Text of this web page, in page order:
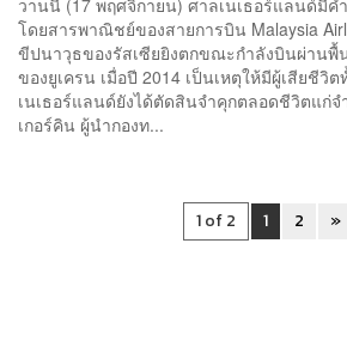
โดยสารพาณิชย์ของสายการบิน Malaysia
ขีปนาวุธของรัสเซียยิงตกขณะกำลังบินผ่านพื้
ของยูเครน เมื่อปี 2014 เป็นเหตุให้มีผู้เสียชี
เนเธอร์แลนด์ยังได้ตัดสินจำคุกตลอดชีวิตแก่จ
เกอร์คิน ผู้นำกองท...
1 of 2 1 2 »